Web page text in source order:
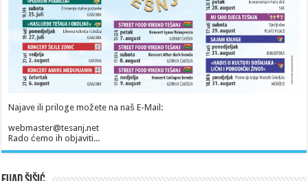
Najave ili priloge možete na naš E-Mail:
webmaster@tesanj.net
Rado ćemo ih objaviti...